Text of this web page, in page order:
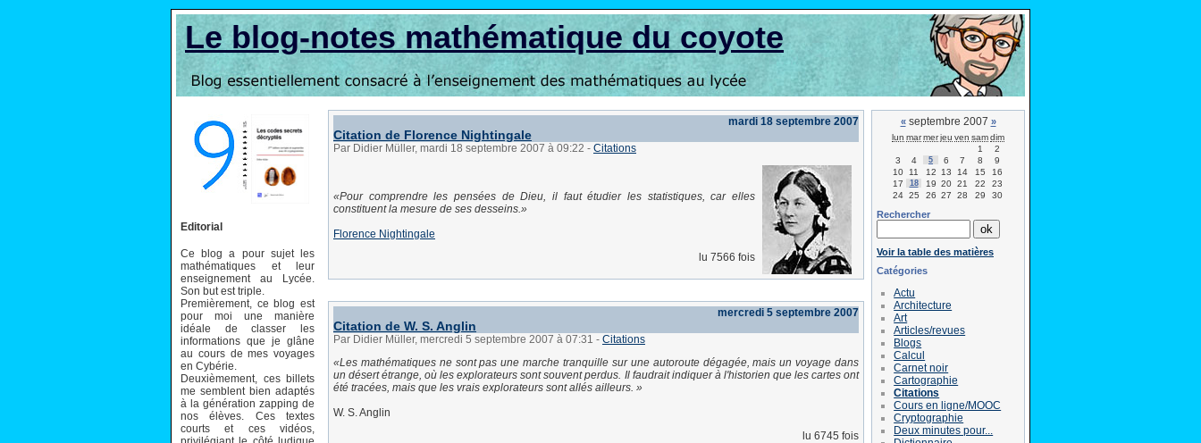
Le blog-notes mathématique du coyote
Editorial
Ce blog a pour sujet les
mathématiques et leur
enseignement au Lycée.
Son but est triple.
Premièrement, ce blog est
pour moi une manière
idéale de classer les
informations que je glâne
au cours de mes voyages
en Cybérie.
Deuxièmement, ces billets
me semblent bien adaptés
à la génération zapping de
nos élèves. Ces textes
courts et ces vidéos,
mardi 18 septembre 2007
Citation de Florence Nightingale
Par Didier Müller, mardi 18 septembre 2007 à 09:22 - Citations
Pour comprendre les pensées de Dieu, il faut étudier les statistiques, car elles
constituent la mesure de ses desseins.
Florence Nightingale
lu 7566 fois
mercredi 5 septembre 2007
Citation de W. S. Anglin
Par Didier Müller, mercredi 5 septembre 2007 à 07:31 - Citations
Les mathématiques ne sont pas une marche tranquille sur une autoroute dégagée, mais un voyage dans
un désert étrange, où les explorateurs sont souvent perdus. Il faudrait indiquer à l'historien que les cartes ont
été tracées, mais que les vrais explorateurs sont allés ailleurs.
W. S. Anglin
lu 6745 fois
«septembre 2007 »
lun marmerjeu ven samdim
1
2
3
4 5 6 7 8
9
10
11 12 13 14 15
16
17
18 19 20 21 22
23
24 25 26 27 28 29 30
Rechercher
Voir la table des matières
Catégories
Actu
Architecture
Art
Articles/revues
Blogs
Calcul
Carnet noir
Cartographie
Citations
Cours en ligne/MOOC
Cryptographie
Deux minutes pour...